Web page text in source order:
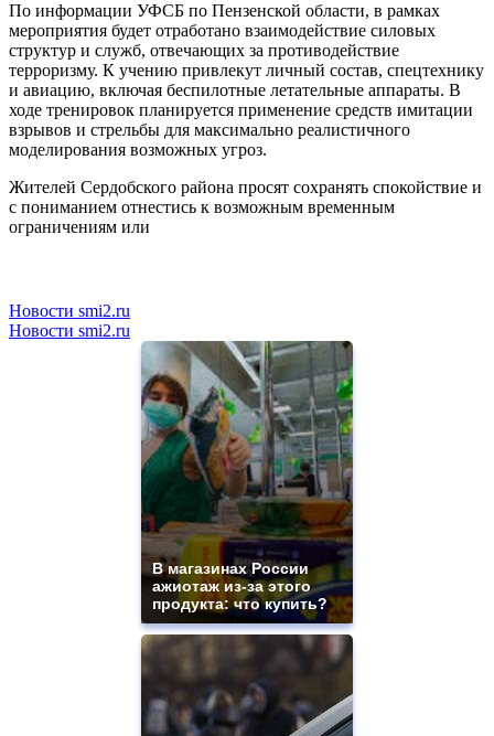
По информации УФСБ по Пензенской области, в рамках
мероприятия будет отработано взаимодействие силовых
структур и служб, отвечающих за противодействие
терроризму. К учению привлекут личный состав, спецтехнику
и авиацию, включая беспилотные летательные аппараты. В
ходе тренировок планируется применение средств имитации
взрывов и стрельбы для максимально реалистичного
моделирования возможных угроз.
Жителей Сердобского района просят сохранять спокойствие и
с пониманием отнестись к возможным временным
ограничениям или
Новости smi2.ru
Новости smi2.ru
В магазинах России
ажиотаж из-за этого
продукта: что купить?